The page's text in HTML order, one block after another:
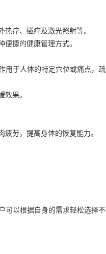
疗、磁疗及激光照射等。
捷的健康管理方式。
用于人体的特定穴位或痛点，
效果。
劳，提高身体的恢复能力。
以根据自身的需求轻松选择不